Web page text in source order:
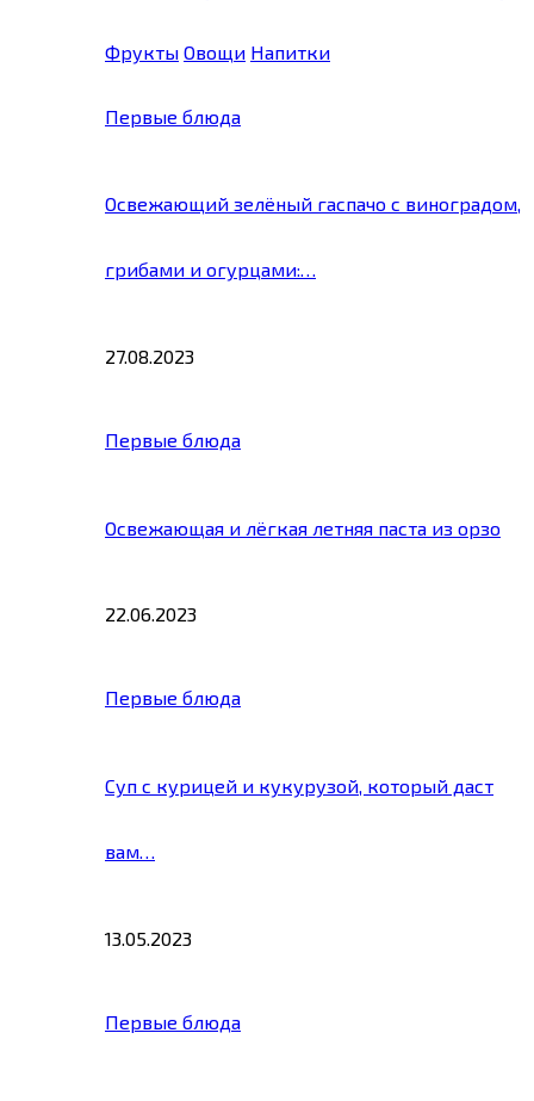
Фрукты Овощи Напитки
Первые блюда
Освежающий зелёный гаспачо с виноградом,
грибами и огурцами:…
27.08.2023
Первые блюда
Освежающая и лёгкая летняя паста из орзо
22.06.2023
Первые блюда
Суп с курицей и кукурузой, который даст
вам…
13.05.2023
Первые блюда